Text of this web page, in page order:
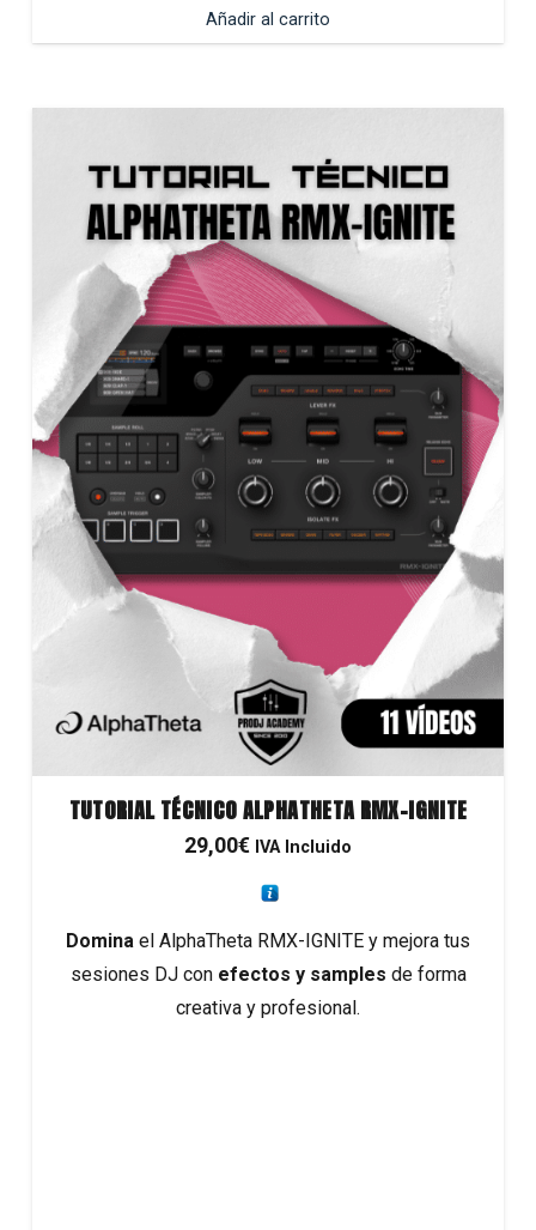
Añadir al carrito
TUTORIAL TÉCNICO ALPHATHETA RMX-IGNITE
29,00€ IVA Incluido
Domina el AlphaTheta RMX-IGNITE y mejora tus
sesiones DJ conefectos y samples de forma
creativa y profesional.